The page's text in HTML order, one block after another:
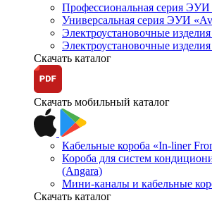
Профессиональная серия
Универсальная серия ЭУИ
Электроустановочные
Электроустановочные
Скачать каталог
Скачать мобильный каталог
Кабельные короба «In-liner
Короба для систем
(Angara)
Мини-каналы и кабельные
Скачать каталог